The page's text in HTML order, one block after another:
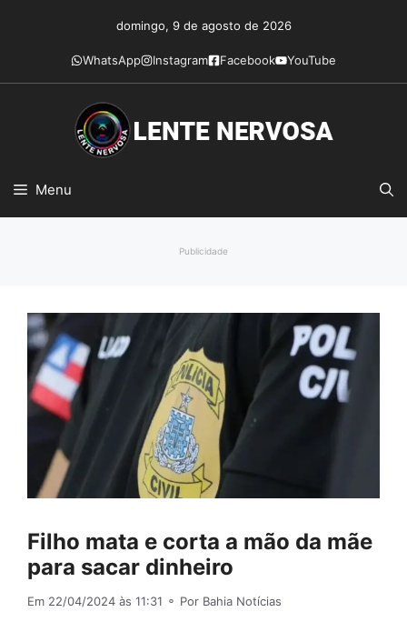
conteúdo
domingo, 9 de agosto de 2026
WhatsApp Instagram Facebook YouTube
Menu
Publicidade
Filho mata e corta a mão da mãe
para sacar dinheiro
Em 22/04/2024 às 11:31 ⚬ Por Bahia Notícias